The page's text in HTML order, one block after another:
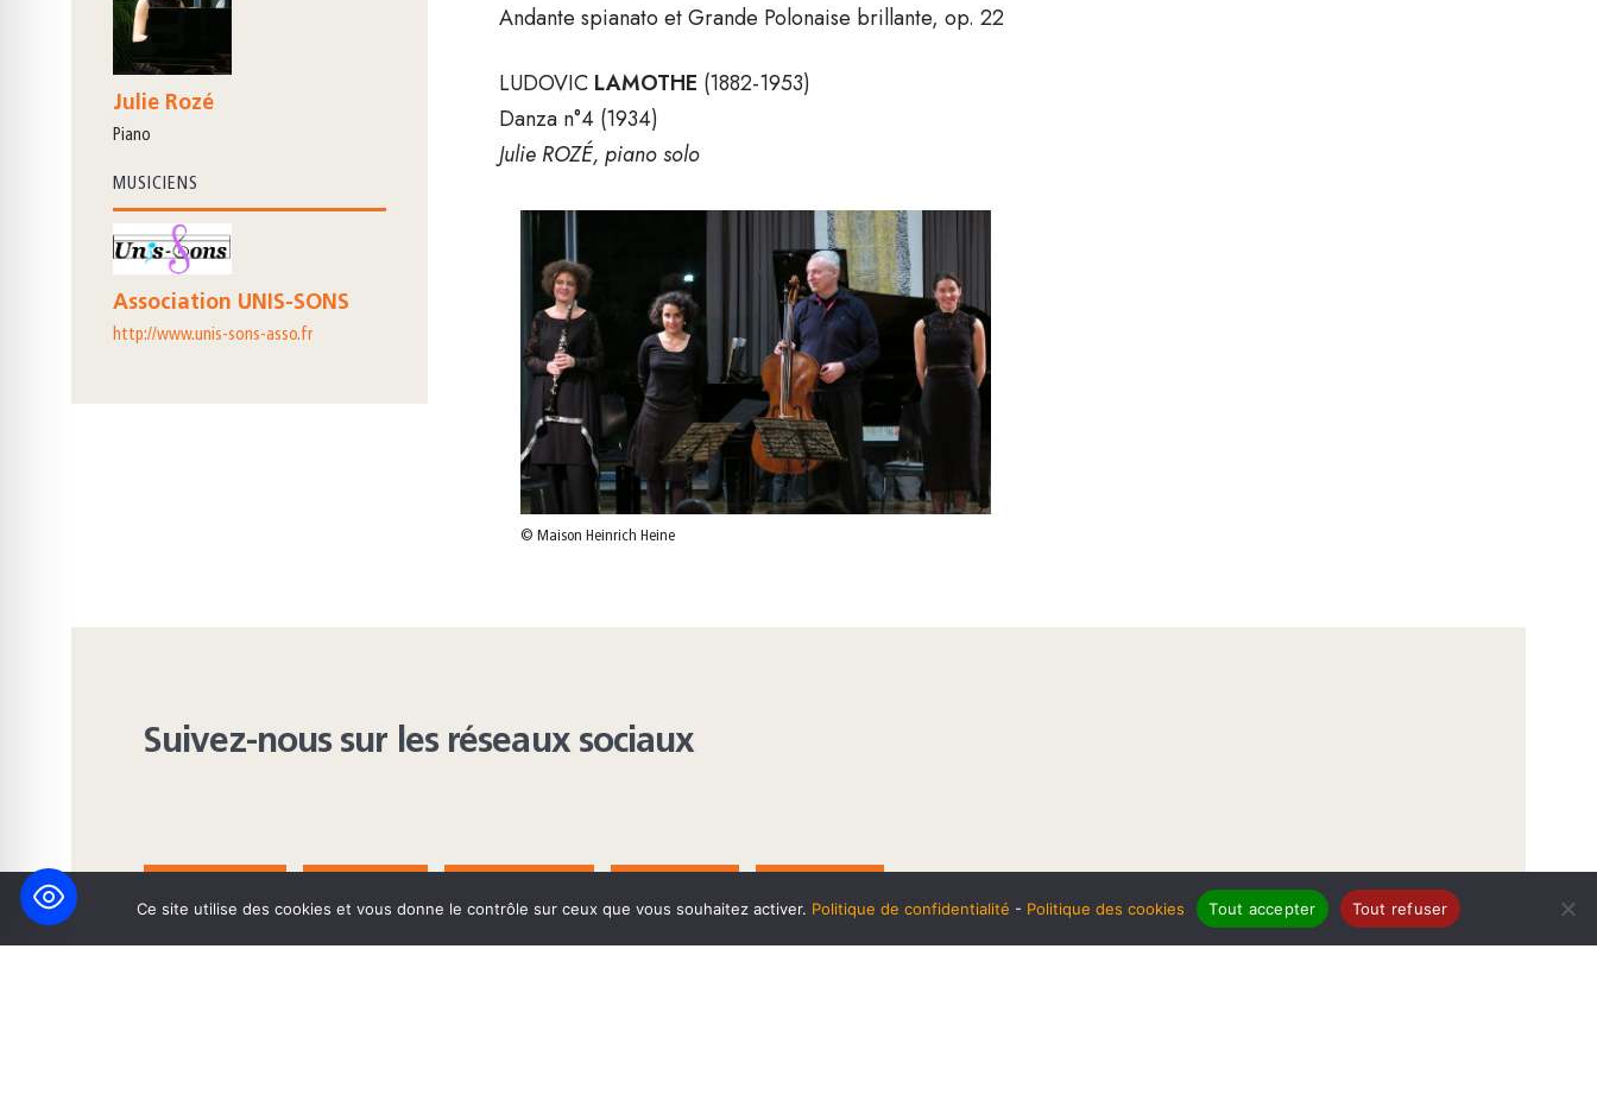
Andante spianato et Grande Polonaise brillante, op. 22
LUDOVIC LAMOTHE (1882-1953)
Danza n°4 (1934)
Julie ROZÉ, piano solo
© Maison Heinrich Heine
Julie Rozé
piano
MUSICIENS
Association UNIS-SONS
http://www.unis-sons-asso.fr
Suivez-nous sur les réseaux sociaux
Ce site utilise des cookies et vous donne le contrôle sur ceux que vous souhaitez activer. Politique de confidentialité - Politique des cookies Tout accepter Tout refuser